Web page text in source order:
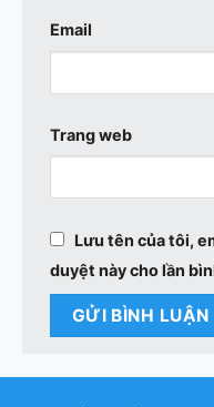
Email
Trang web
Lưu tên của tôi,
duyệt này cho lần